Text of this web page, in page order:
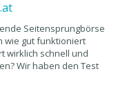
Seitensprungbörse
wie gut funktioniert
wirklich schnell und
Wir haben den Test